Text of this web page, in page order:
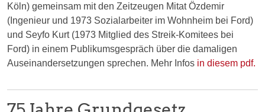
Köln) gemeinsam mit den Zeitzeugen Mitat Özdemir
(Ingenieur und 1973 Sozialarbeiter im Wohnheim bei Ford)
und Seyfo Kurt (1973 Mitglied des Streik-Komitees bei
Ford) in einem Publikumsgespräch über die damaligen
Auseinandersetzungen sprechen. Mehr Infos in diesem pdf.